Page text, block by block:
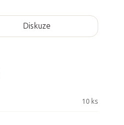
Diskuze
10 ks